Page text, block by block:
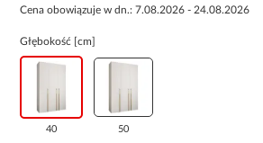
Cena obowiązuje w dn.: 7.08.2026 - 24.08.2026
Głębokość [cm]
40 50